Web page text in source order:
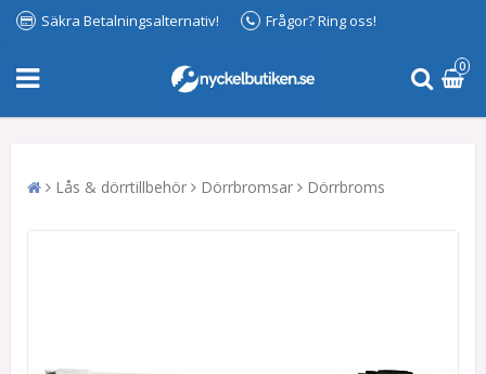
Säkra Betalningsalternativ! Frågor? Ring oss!
0
Lås & dörrtillbehör Dörrbromsar Dörrbroms